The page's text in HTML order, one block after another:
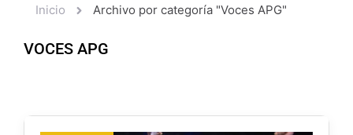
Inicio Archivo por categoría "Voces APG"
VOCES APG